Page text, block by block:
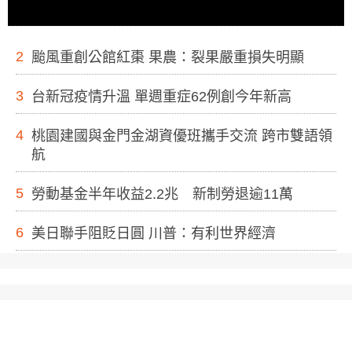
2 颱風重創公館紅棗 果農：裂果嚴重損失明顯
3 台新冠疫情升溫 單週重症62例創今年新高
4 桃園建國與金門金湖資優班攜手交流 跨市雙語領
航
5 勞動基金半年收益2.2兆 新制勞退逾11萬
6 美日聯手阻貶日圓 川普：有利世界經濟